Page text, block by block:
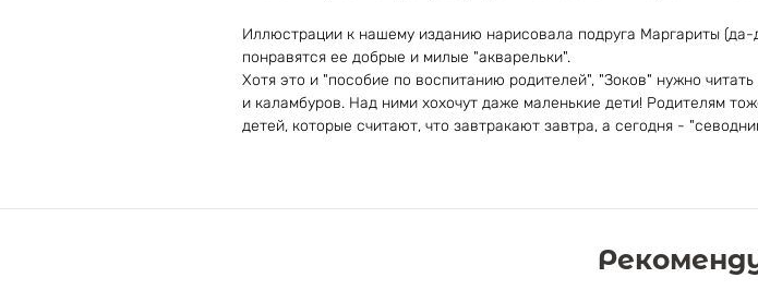
Иллюстрации к нашему изданию нарисовала подруга Маргариты
понравятся ее добрые и милые "акварельки".
Хотя это и "пособие по воспитанию родителей", "Зоков" нужно
и каламбуров. Над ними хохочут даже маленькие дети! Родителям
детей, которые считают, что завтракают завтра, а сегодня -